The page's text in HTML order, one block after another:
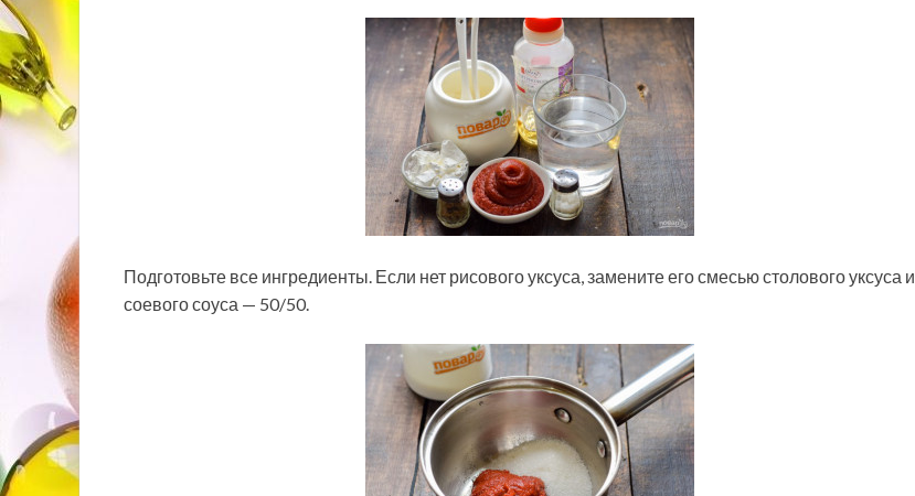
Подготовьте все ингредиенты. Если нет рисового уксуса, замените его смесью столового уксуса и
соевого соуса — 50/50.